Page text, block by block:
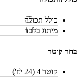
כולל תכולה
מיתוג בלבד
בחר קוטר
קוטר 4 (24 יח')